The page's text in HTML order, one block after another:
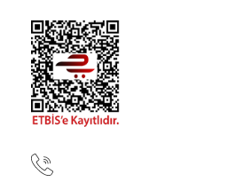
Ürün fiyatı diğer sitelerden daha
Bu ürüne benzer farklı alternatifler